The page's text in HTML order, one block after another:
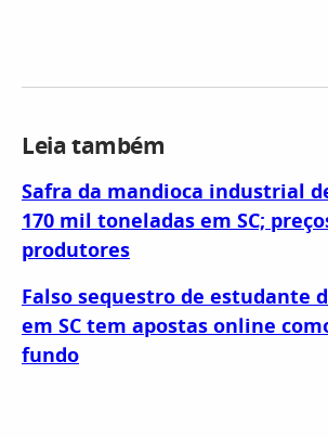
Leia também
Safra da mandioca industrial
170 mil toneladas em SC;
produtores
Falso sequestro de estudante
em SC tem apostas online
fundo